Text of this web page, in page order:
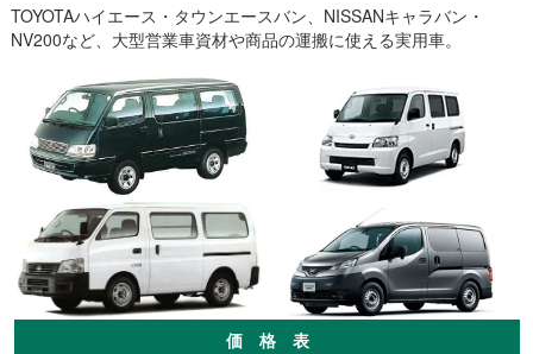
TOYOTAハイエース・タウンエースバン、NISSANキャラバン・
NV200など、大型営業車資材や商品の運搬に使える実用車。
価 格 表